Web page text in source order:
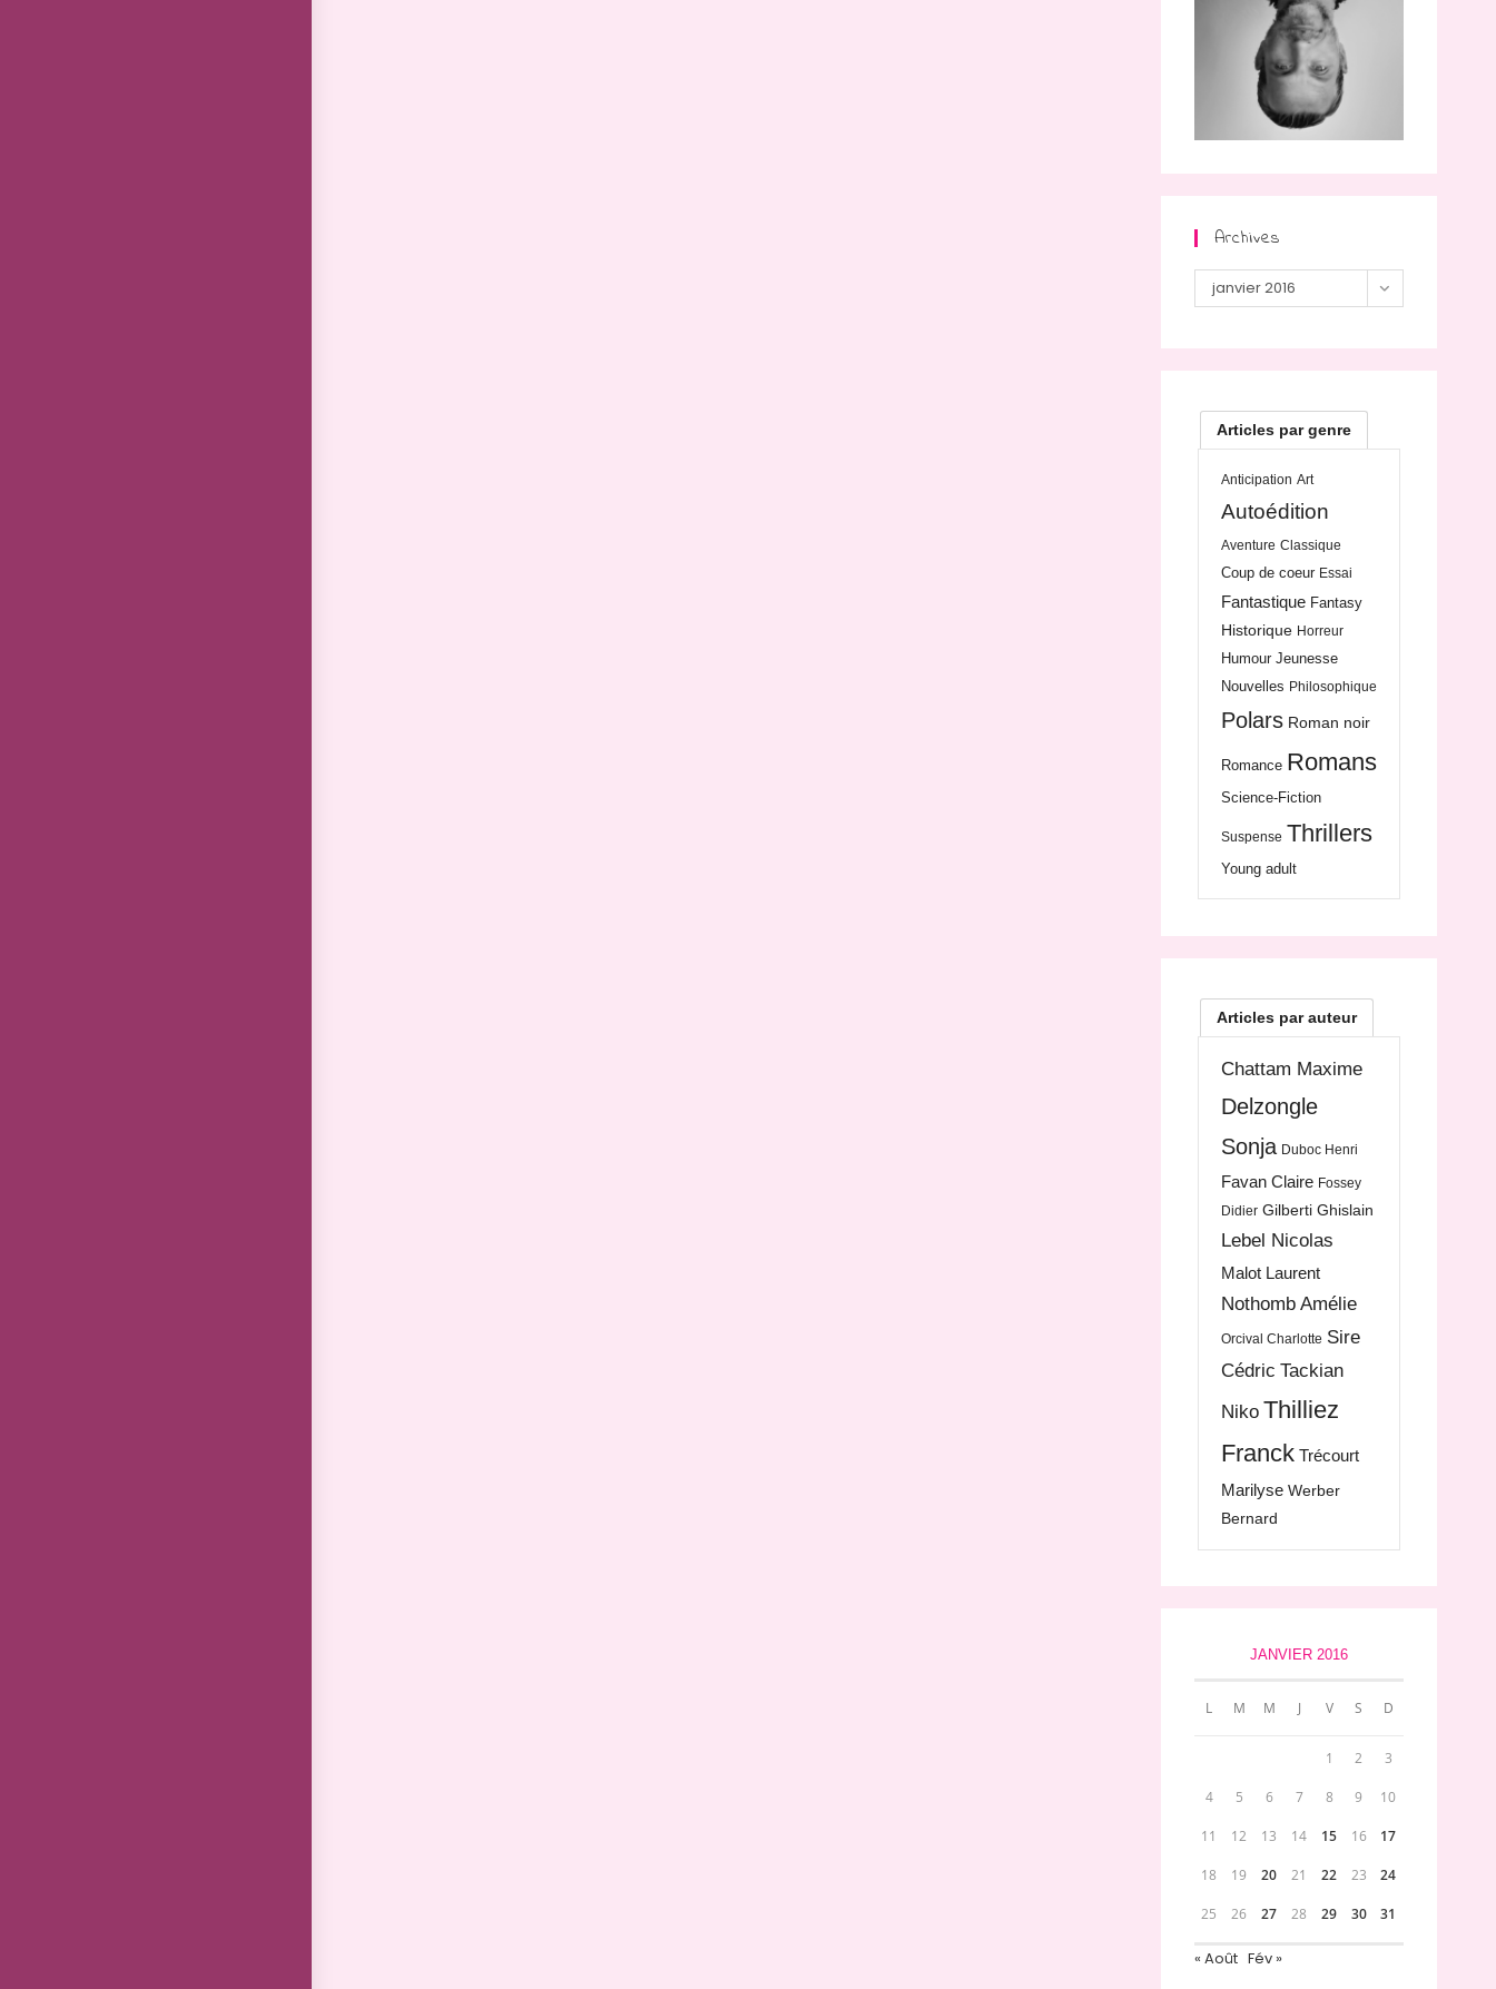
Archives
Archives
janvier 2016
Articles par genre
Anticipation Art
Autoédition
Aventure Classique
Coup de coeur Essai
Fantastique Fantasy
Historique Horreur
Humour Jeunesse
Nouvelles Philosophique
Polars Roman noir
Romance Romans
Science-Fiction
Suspense Thrillers
Young adult
Articles par auteur
Chattam Maxime
Delzongle
Sonja Duboc Henri
Favan Claire Fossey
Didier Gilberti Ghislain
Lebel Nicolas
Malot Laurent
Nothomb Amélie
Orcival Charlotte Sire
Cédric Tackian
Niko Thilliez
Franck Trécourt
Marilyse Werber
Bernard
JANVIER 2016
L M M J V S D
1 2 3
4 5 6 7 8 9 10
11 12 13 14 15 16 17
18 19 20 21 22 23 24
25 26 27 28 29 30 31
« Août Fév »